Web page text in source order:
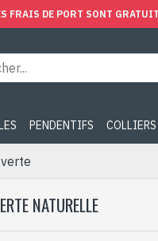
FRAIS DE PORT SONT
PENDENTIFS COLLIERS
NATURELLE